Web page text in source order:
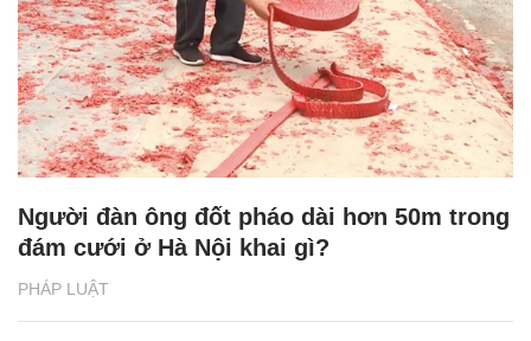
PHÁP LUẬT
Người đàn ông đốt pháo dài hơn 50m trong
đám cưới ở Hà Nội khai gì?